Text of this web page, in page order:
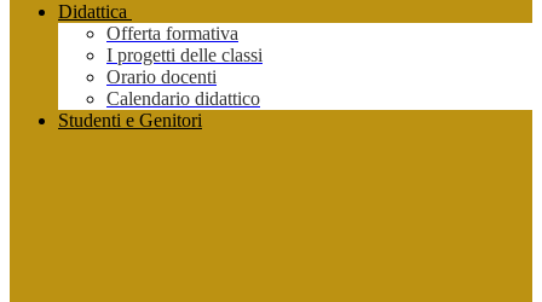
Didattica
Offerta formativa
I progetti delle classi
Orario docenti
Calendario didattico
Studenti e Genitori